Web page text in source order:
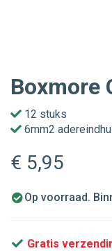
Boxmore
12 stuks
6mm2
€ 5,95
Op voorraad.
Gratis